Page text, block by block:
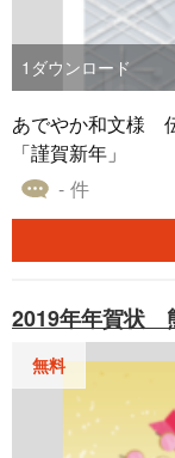
1 ダウンロード
あでやか和文様
「謹賀新年」
- 件
2019年年賀状
無料